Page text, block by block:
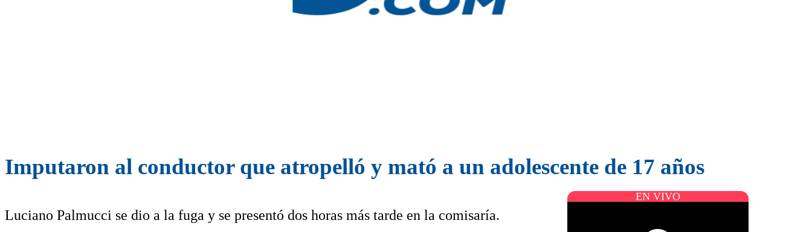
Imputaron al conductor que atropelló y mató a un adolescente de 17 años
Luciano Palmucci se dio a la fuga y se presentó dos horas más tarde en la comisaría.
EN VIVO